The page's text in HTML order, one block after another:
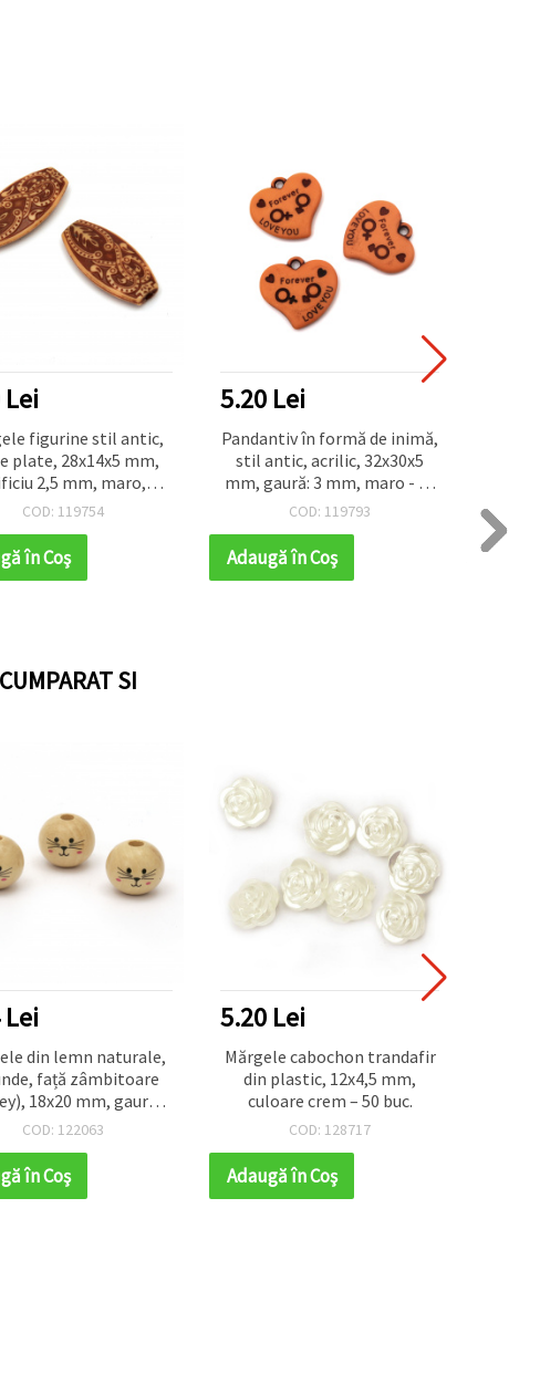
figurine stil antic,
plate, 28x14x5 mm,
2,5 mm, maro,
lemn – 50 g ~40 buc,
COD: 119754
în Coş
5.20 Lei
Pandantiv în formă de inimă,
stil antic, acrilic, 32x30x5
mm, gaură: 3 mm, maro - 50
g (~13 buc)
COD: 119793
Adaugă în Coş
SI
din lemn naturale,
față zâmbitoare
18x20 mm, gaură 5
culoare lemn – set 10
COD: 122063
în Coş
5.20 Lei
Mărgele cabochon trandafir
din plastic, 12x4,5 mm,
culoare crem – 50 buc.
COD: 128717
Adaugă în Coş